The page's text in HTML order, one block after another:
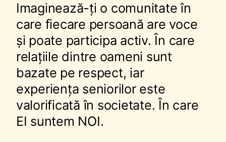
Imaginează-ți o comunitate în
care fiecare persoană are voce
și poate participa activ. În care
relațiile dintre oameni sunt
bazate pe respect, iar
experiența seniorilor este
valorificată în societate. În care
EI suntem NOI.